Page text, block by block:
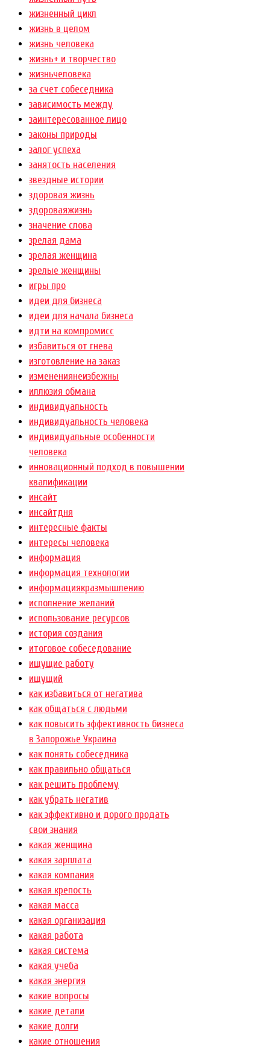
жизненный цикл
жизнь в целом
жизнь человека
жизнь+ и творчество
жизньчеловека
за счет собеседника
зависимость между
заинтересованное лицо
законы природы
залог успеха
занятость населения
звездные истории
здоровая жизнь
здороваяжизнь
значение слова
зрелая дама
зрелая женщина
зрелые женщины
игры про
идеи для бизнеса
идеи для начала бизнеса
идти на компромисс
избавиться от гнева
изготовление на заказ
изменениянеизбежны
иллюзия обмана
индивидуальность
индивидуальность человека
индивидуальные особенности
человека
инновационный подход в повышении
квалификации
инсайт
инсайтдня
интересные факты
интересы человека
информация
информация технологии
информациякразмышлению
исполнение желаний
использование ресурсов
история создания
итоговое собеседование
ищущие работу
ищущий
как избавиться от негатива
как общаться с людьми
как повысить эффективность бизнеса
в Запорожье Украина
как понять собеседника
как правильно общаться
как решить проблему
как убрать негатив
как эффективно и дорого продать
свои знания
какая женщина
какая зарплата
какая компания
какая крепость
какая масса
какая организация
какая работа
какая система
какая учеба
какая энергия
какие вопросы
какие детали
какие долги
какие отношения